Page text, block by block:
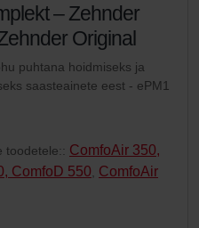
– Zehnder
Original
puhtana hoidmiseks ja
saasteainete eest - ePM1
toodetele:: ComfoAir 350,
ComfoD 550, ComfoAir